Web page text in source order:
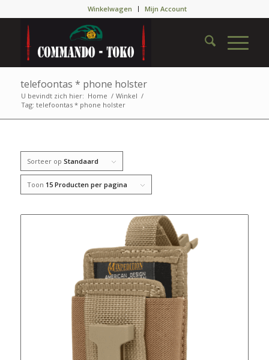
Winkelwagen Mijn Account
telefoontas * phone holster
U bevindt zich hier: Home / Winkel /
Tag: telefoontas * phone holster
Sorteer op Standaard
Toon 15 Producten per pagina